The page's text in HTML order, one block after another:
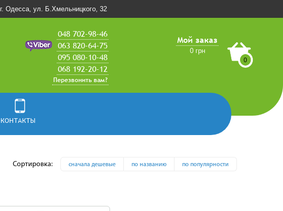
г. Одесса, ул. Б.Хмельницкого, 32
Мой заказ
0 грн
0
048 702-98-46
063 820-64-75
095 080-10-48
068 192-20-12
Перезвонить вам?
КОНТАКТЫ
по популярности
по названию
сначала дешевые
Сортировка: